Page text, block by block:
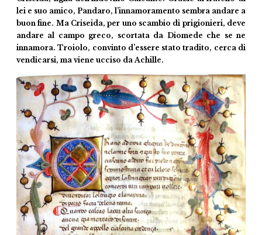
lei e suo amico, Pandaro, l’innamoramento sembra andare a
buon fine. Ma Criseida, per uno scambio di prigionieri, deve
andare al campo greco, scortata da Diomede che se ne
innamora. Troiolo, convinto d’essere stato tradito, cerca di
vendicarsi, ma viene ucciso da Achille.